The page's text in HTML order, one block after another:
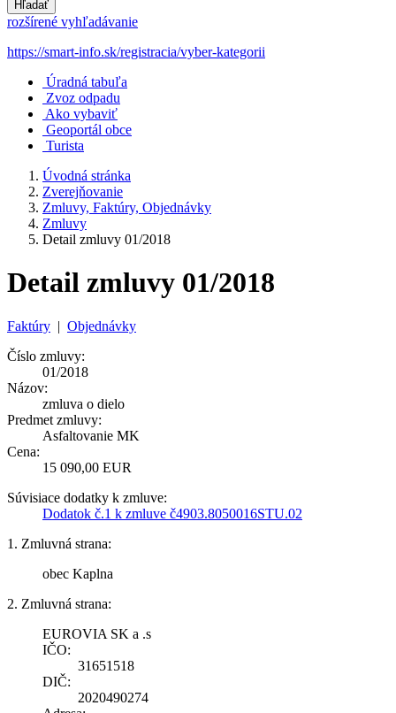
Hľadať
rozšírené vyhľadávanie
https://smart-info.sk/registracia/vyber-kategorii
Úradná tabuľa
Zvoz odpadu
Ako vybaviť
Geoportál obce
Turista
Úvodná stránka
Zverejňovanie
Zmluvy, Faktúry, Objednávky
Zmluvy
Detail zmluvy 01/2018
Detail zmluvy 01/2018
Faktúry | Objednávky
Číslo zmluvy:
01/2018
Názov:
zmluva o dielo
Predmet zmluvy:
Asfaltovanie MK
Cena:
15 090,00 EUR
Súvisiace dodatky k zmluve:
Dodatok č.1 k zmluve č4903.8050016STU.02
1. Zmluvná strana:
obec Kaplna
2. Zmluvná strana:
EUROVIA SK a .s
IČO:
31651518
DIČ:
2020490274